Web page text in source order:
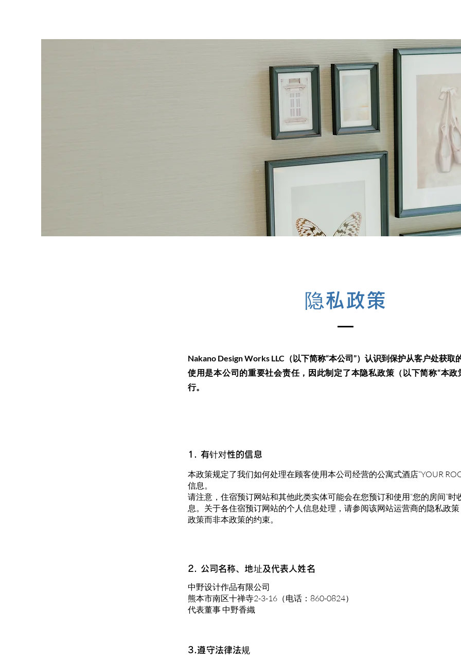
隐私政策
Nakano Design Works LLC（以下简称“本公司”）认识到保护从客户处获取
使用是本公司的重要社会责任，因此制定了本隐私政策（以下简称“本政
行。
1. 有针对性的信息
本政策规定了我们如何处理在顾客使用本公司经营的公寓式酒店“YOUR
信息。
请注意，住宿预订网站和其他此类实体可能会在您预订和使用“您的房间”时
息。关于各住宿预订网站的个人信息处理，请参阅该网站运营商的隐私政
政策而非本政策的约束。
2. 公司名称、地址及代表人姓名
中野设计作品有限公司
熊本市南区十禅寺2-3-16（电话：860-0824）
代表董事 中野香織
3.遵守法律法规